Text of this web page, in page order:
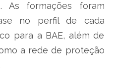
As formações foram
no perfil de cada
para a BAE, além de
a rede de proteção